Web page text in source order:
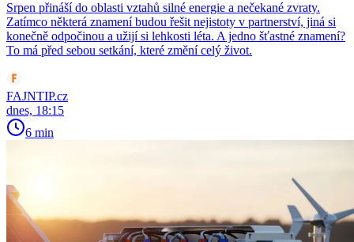
Srpen přináší do oblasti vztahů silné energie a nečekané zvraty.
Zatímco některá znamení budou řešit nejistoty v partnerství, jiná si
konečně odpočinou a užijí si lehkosti léta. A jedno šťastné znamení?
To má před sebou setkání, které změní celý život.
FAJNTIP.cz
dnes, 18:15
6 min